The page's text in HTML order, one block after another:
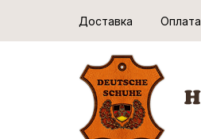
Доставка Оплата